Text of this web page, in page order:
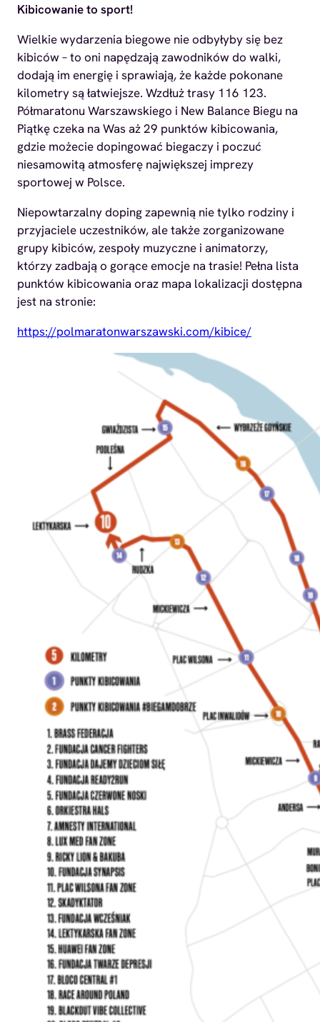
Kibicowanie to sport!
Wielkie wydarzenia biegowe nie odbyłyby się bez
kibiców – to oni napędzają zawodników do walki,
dodają im energię i sprawiają, że każde pokonane
kilometry są łatwiejsze. Wzdłuż trasy 116 123.
Półmaratonu Warszawskiego i New Balance Biegu na
Piątkę czeka na Was aż 29 punktów kibicowania,
gdzie możecie dopingować biegaczy i poczuć
niesamowitą atmosferę największej imprezy
sportowej w Polsce.
Niepowtarzalny doping zapewnią nie tylko rodziny i
przyjaciele uczestników, ale także zorganizowane
grupy kibiców, zespoły muzyczne i animatorzy,
którzy zadbają o gorące emocje na trasie! Pełna lista
punktów kibicowania oraz mapa lokalizacji dostępna
jest na stronie:
https://polmaratonwarszawski.com/kibice/